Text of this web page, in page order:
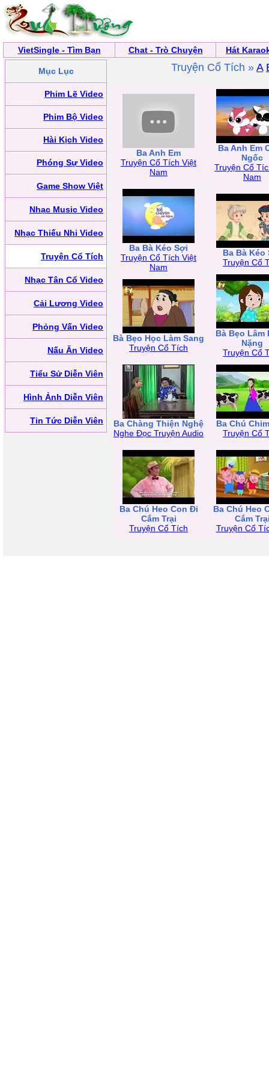
VietSingle - Tìm Bạn Chat - Trò Chuyện Hát
Mục Lục
Phim Lẽ Video
Phim Bộ Video
Hài Kịch Video
Phóng Sự Video
Game Show Việt
Nhạc Music Video
Nhạc Thiếu Nhi Video
Truyện Cổ Tích
Nhạc Tân Cổ Video
Cải Lương Video
Phỏng Vấn Video
Nấu Ăn Video
Tiểu Sử Diễn Viên
Hình Ảnh Diễn Viên
Tin Tức Diễn Viên
Truyện Cổ Tích » A
Ba Anh Em
Truyện Cổ Tích Việt
Nam
Ba Anh Em
Ngốc
Truyện Cổ
Nam
Ba Bà Kéo Sợi
Truyện Cổ Tích Việt
Nam
Ba Bà Kéo
Truyện Cổ
Bà Bẹo Học Làm Sang
Truyện Cổ Tích
Bà Bẹo Lâm
Nặng
Truyện Cổ
Ba Chàng Thiện Nghệ
Nghe Đọc Truyện Audio
Ba Chú
Truyện Cổ
Ba Chú Heo Con Đi
Cắm Trại
Truyện Cổ Tích
Ba Chú Heo
Cắm
Truyện Cổ